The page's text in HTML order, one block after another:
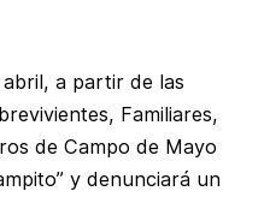
a partir de las
Familiares,
de Campo de Mayo
y denunciará un